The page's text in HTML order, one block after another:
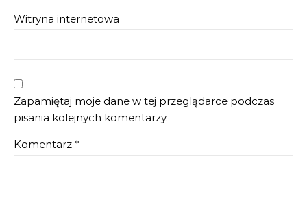
Witryna internetowa
Zapamiętaj moje dane w tej przeglądarce podczas
pisania kolejnych komentarzy.
Komentarz *